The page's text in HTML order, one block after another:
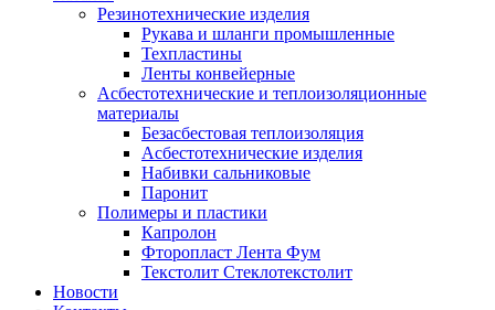
Резинотехнические изделия
Рукава и шланги промышленные
Техпластины
Ленты конвейерные
Асбестотехнические и теплоизоляционные
материалы
Безасбестовая теплоизоляция
Асбестотехнические изделия
Набивки сальниковые
Паронит
Полимеры и пластики
Капролон
Фторопласт Лента Фум
Текстолит Стеклотекстолит
Новости